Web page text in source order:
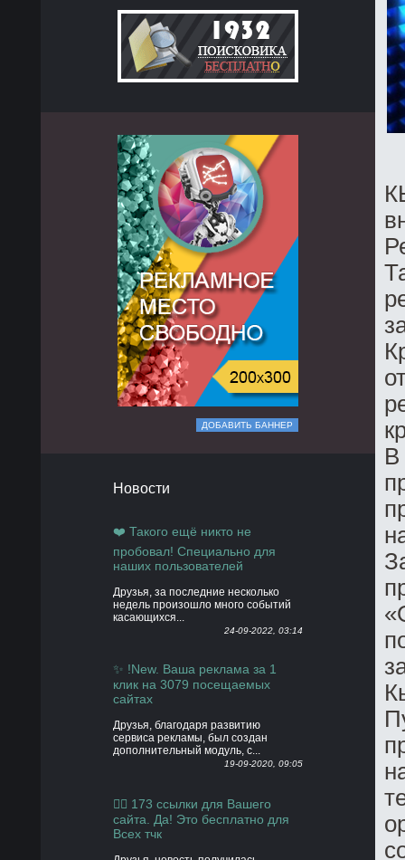
ДОБАВИТЬ БАННЕР
Новости
❤️ Такого ещё никто не
пробовал! Специально для
наших пользователей
Друзья, за последние несколько
недель произошло много событий
касающихся...
24-09-2022, 03:14
✨ !New. Ваша реклама за 1
клик на 3079 посещаемых
сайтах
Друзья, благодаря развитию
сервиса рекламы, был создан
дополнительный модуль, с...
19-09-2020, 09:05
👍🏻 173 ссылки для Вашего
сайта. Да! Это бесплатно для
Всех тчк
В